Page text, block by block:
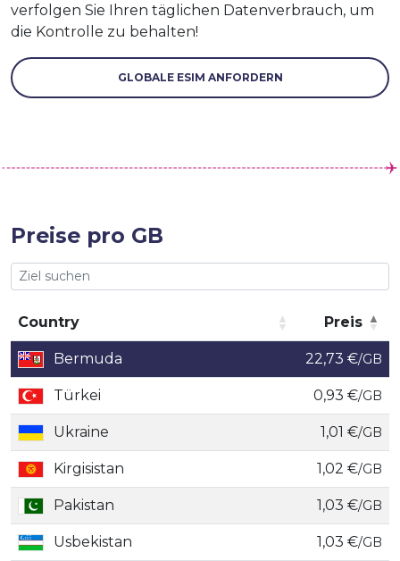
verfolgen Sie Ihren täglichen Datenverbrauch, um
die Kontrolle zu behalten!
GLOBALE ESIM ANFORDERN
Preise pro GB
Country
Preis
Country
Preis
Bermuda 22,73 €/GB
Türkei 0,93 €/GB
Ukraine 1,01 €/GB
Kirgisistan 1,02 €/GB
Pakistan 1,03 €/GB
Usbekistan 1,03 €/GB